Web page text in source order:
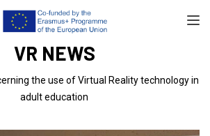
VR NEWS
the use of Virtual Reality technology in
adult education